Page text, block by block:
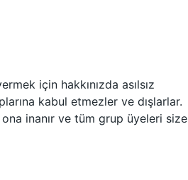
için hakkınızda asılsız
kabul etmezler ve dışlarlar.
inanır ve tüm grup üyeleri size